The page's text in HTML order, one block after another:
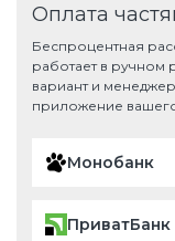
Оплата
Беспроцентная
работает в ручном
вариант и
приложение
Монобанк
ПриватБанк